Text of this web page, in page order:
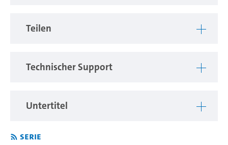
Herausbildung von Unternehmensorganisationen und die
Rolle kooperativen Handels; Emergenz und Kollaps von
Weitere Informationen: Bei der Ringvorlesung handelt es
Ökonomik, welche durch das Universitätskolleg (TP27)
Teilen
Technischer Support
Untertitel
Serie